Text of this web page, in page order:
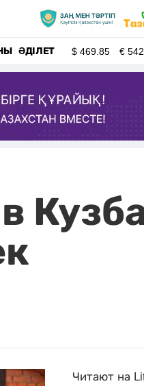
ӘДІЛЕТ $469.85 €
Читают на